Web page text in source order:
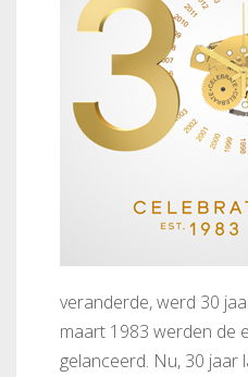
veranderde, werd 30
maart 1983 werden de
gelanceerd. Nu, 30 jaar